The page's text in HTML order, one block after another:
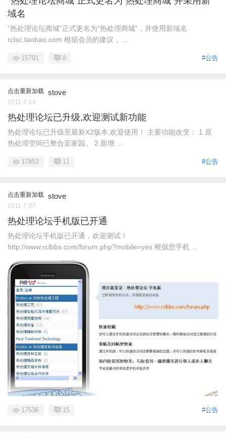
域名
“热处理论坛商城”正式更名为“热处理商城”，并使用新域名
rclsc.taobao.com 根据会员的建议， ...
#公告
15791 8
点击重新加载 stove
2011-7-14
热处理论坛已升级,欢迎测试新功能
热处理论坛已升级至最新X2版本,欢迎使用！ 主要功能改变： 1.原
热处理空间已整合至家园。 2.新增 ...
#公告
17853 11
点击重新加载 stove
2011-7-27
热处理论坛手机版已开通
热处理论坛手机版已开通，欢迎测试！
http://www.rclbbs.com/forum.php?mobile=yes 根据您手机 ...
#公告
17536 15